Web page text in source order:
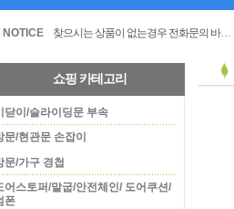
NOTICE
찾으시는 상품이 없는경우 전화문의 바랍니다
쇼핑 카테고리
닫이/슬라이딩문 부속
문/현관문 손잡이
문/가구 경첩
어스토퍼/말굽/안전체인/ 도어쿠션/
폰